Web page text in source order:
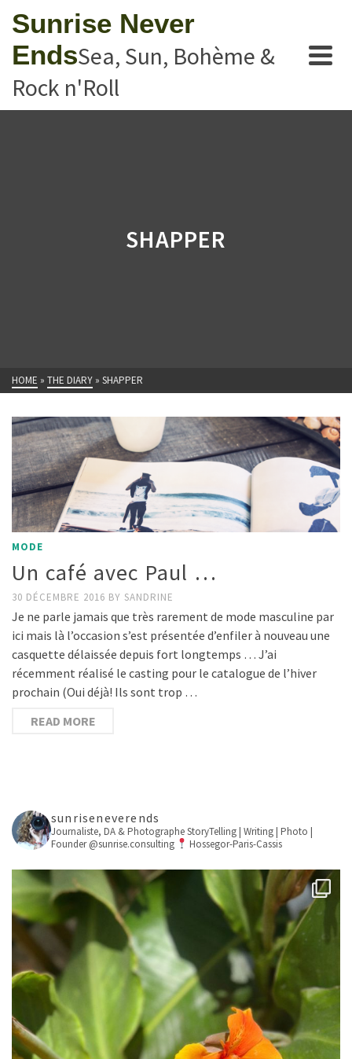
Sunrise Never
EndsSea, Sun, Bohème &
Rock n'Roll
SHAPPER
HOME » THE DIARY » SHAPPER
MODE
Un café avec Paul …
30 DÉCEMBRE 2016 BY SANDRINE
Je ne parle jamais que très rarement de mode masculine par
ici mais là l’occasion s’est présentée d’enfiler à nouveau une
casquette délaissée depuis fort longtemps … J’ai
récemment réalisé le casting pour le catalogue de l’hiver
prochain (Oui déjà! Ils sont trop …
READ MORE
sunriseneverends
Journaliste, DA & PhotographeStoryTelling | Writing | Photo |
Founder @sunrise.consulting
Hossegor-Paris-Cassis